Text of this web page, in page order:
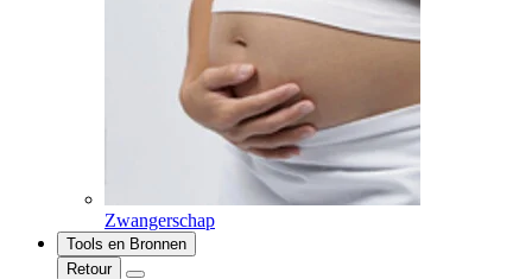
Zwangerschap
Tools en Bronnen
Retour